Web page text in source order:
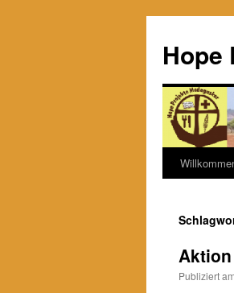
Hope
Zum
springen
Publiziert am